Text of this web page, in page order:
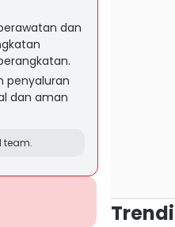
dan
penyaluran
dan aman
team.